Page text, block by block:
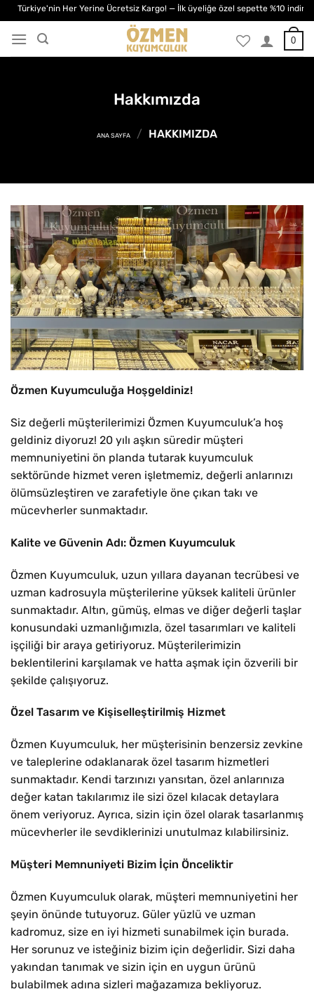
İçeriğe
atla
Her Yerine Ücretsiz Kargo! — İlk üyeliğe özel sepette %10 indirim — %50'e
0
Hakkımızda
ANA SAYFA / HAKKIMIZDA
Özmen Kuyumculuğa Hoşgeldiniz!
Siz değerli müşterilerimizi Özmen Kuyumculuk’a hoş
geldiniz diyoruz! 20 yılı aşkın süredir müşteri
memnuniyetini ön planda tutarak kuyumculuk
sektöründe hizmet veren işletmemiz, değerli anlarınızı
ölümsüzleştiren ve zarafetiyle öne çıkan takı ve
mücevherler sunmaktadır.
Kalite ve Güvenin Adı: Özmen Kuyumculuk
Özmen Kuyumculuk, uzun yıllara dayanan tecrübesi ve
uzman kadrosuyla müşterilerine yüksek kaliteli ürünler
sunmaktadır. Altın, gümüş, elmas ve diğer değerli taşlar
konusundaki uzmanlığımızla, özel tasarımları ve kaliteli
işçiliği bir araya getiriyoruz. Müşterilerimizin
beklentilerini karşılamak ve hatta aşmak için özverili bir
şekilde çalışıyoruz.
Özel Tasarım ve Kişiselleştirilmiş Hizmet
Özmen Kuyumculuk, her müşterisinin benzersiz zevkine
ve taleplerine odaklanarak özel tasarım hizmetleri
sunmaktadır. Kendi tarzınızı yansıtan, özel anlarınıza
değer katan takılarımız ile sizi özel kılacak detaylara
önem veriyoruz. Ayrıca, sizin için özel olarak tasarlanmış
mücevherler ile sevdiklerinizi unutulmaz kılabilirsiniz.
Müşteri Memnuniyeti Bizim İçin Önceliktir
Özmen Kuyumculuk olarak, müşteri memnuniyetini her
şeyin önünde tutuyoruz. Güler yüzlü ve uzman
kadromuz, size en iyi hizmeti sunabilmek için burada.
Her sorunuz ve isteğiniz bizim için değerlidir. Sizi daha
yakından tanımak ve sizin için en uygun ürünü
bulabilmek adına sizleri mağazamıza bekliyoruz.